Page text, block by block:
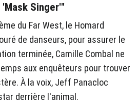
Singer'"
du Far West, le Homard
de danseurs, pour assurer le
terminée, Camille Combal ne
aux enquêteurs pour trouver
À la voix, Jeff Panacloc
derrière l'animal.